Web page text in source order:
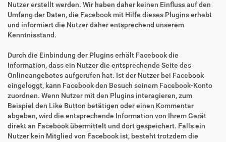
Nutzer erstellt werden. Wir haben daher keinen Einfluss auf den
Umfang der Daten, die Facebook mit Hilfe dieses Plugins erhebt
und informiert die Nutzer daher entsprechend unserem
Kenntnisstand.
Durch die Einbindung der Plugins erhält Facebook die
Information, dass ein Nutzer die entsprechende Seite des
Onlineangebotes aufgerufen hat. Ist der Nutzer bei Facebook
eingeloggt, kann Facebook den Besuch seinem Facebook-Konto
zuordnen. Wenn Nutzer mit den Plugins interagieren, zum
Beispiel den Like Button betätigen oder einen Kommentar
abgeben, wird die entsprechende Information von Ihrem Gerät
direkt an Facebook übermittelt und dort gespeichert. Falls ein
Nutzer kein Mitglied von Facebook ist, besteht trotzdem die